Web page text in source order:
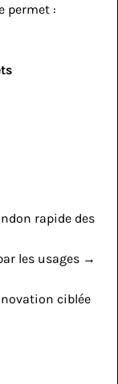
permet :
rapide des
les usages →
ciblée